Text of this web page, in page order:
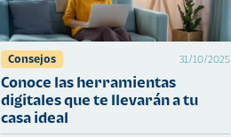
Consejos 31/10/2025
Conoce las herramientas
digitales que te llevarán a tu
casa ideal